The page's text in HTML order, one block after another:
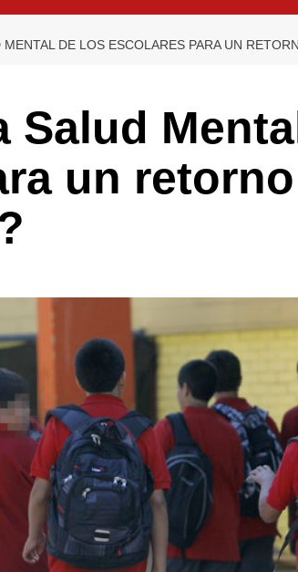
DE LOS ESCOLARES PARA UN
Salud
un retorno